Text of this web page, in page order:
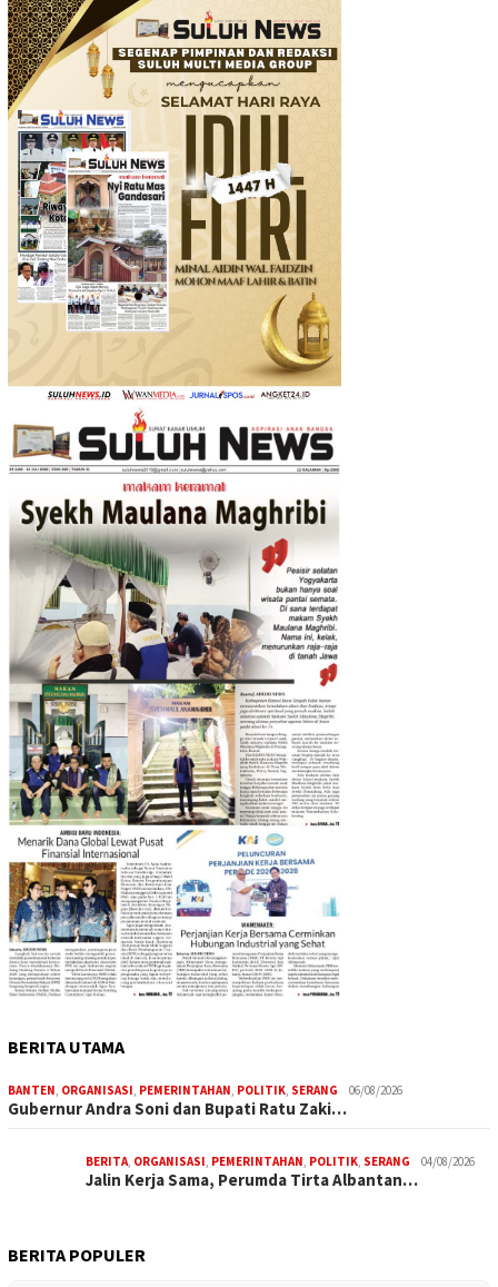
BERITA UTAMA
BANTEN, ORGANISASI, PEMERINTAHAN, POLITIK, SERANG 06/08/2026
Gubernur Andra Soni dan Bupati Ratu Zaki…
BERITA, ORGANISASI, PEMERINTAHAN, POLITIK, SERANG 04/08/2026
Jalin Kerja Sama, Perumda Tirta Albantan…
BERITA POPULER